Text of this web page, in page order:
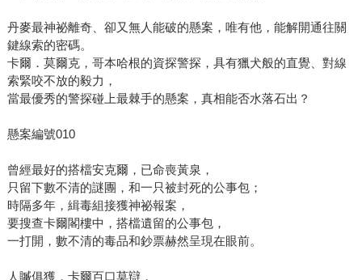
丹麥最神祕離奇、卻又無人能破的懸案，唯有他，能解開通往關
鍵線索的密碼。
卡爾．莫爾克，哥本哈根的資探警探，具有獵犬般的直覺、對線
索緊咬不放的毅力，
當最優秀的警探碰上最棘手的懸案，真相能否水落石出？
懸案編號010
曾經最好的搭檔安克爾，已命喪黃泉，
只留下數不清的謎團，和一只被封死的公事包；
時隔多年，緝毒組接獲神祕報案，
要搜查卡爾閣樓中，搭檔遺留的公事包，
一打開，數不清的毒品和鈔票赫然呈現在眼前。
人贓俱獲，卡爾百口莫辯，